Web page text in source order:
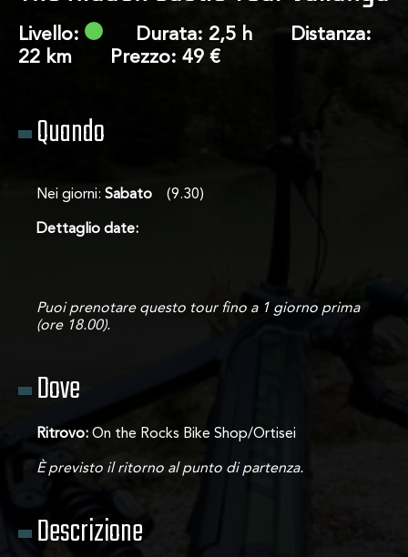
Livello:
Durata: 2,5 h Distanza:
22 km Prezzo: 49 €
Quando
Nei giorni: Sabato (9.30)
Dettaglio date:
Puoi prenotare questo tour fino a 1 giorno prima
(ore 18.00).
Dove
Ritrovo: On the Rocks Bike Shop/Ortisei
È previsto il ritorno al punto di partenza.
Descrizione